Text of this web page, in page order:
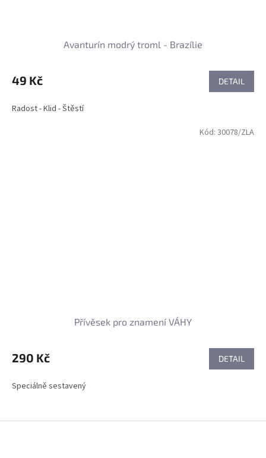
Avanturín modrý troml - Brazílie
49 Kč DETAIL
Radost - Klid - Štěstí
Přívěsek pro znamení VÁHY
290 Kč DETAIL
Speciálně sestavený
Kód: 30078/ZLA